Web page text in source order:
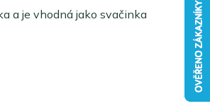
a je vhodná jako svačinka